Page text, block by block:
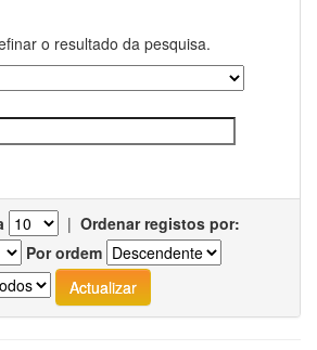
o resultado da pesquisa.
| Ordenar registos por:
Por ordem